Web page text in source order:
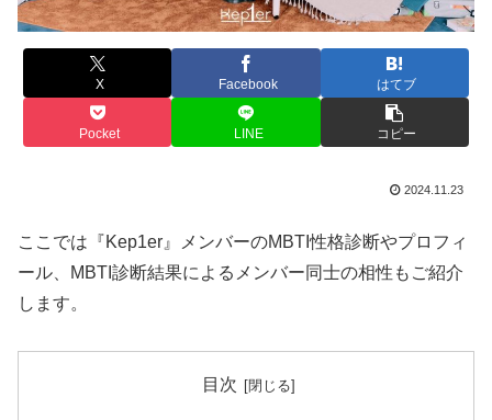
X Facebook はてブ
Pocket LINE コピー
2024.11.23
ここでは『Kep1er』メンバーのMBTI性格診断やプロフィ
ール、MBTI診断結果によるメンバー同士の相性もご紹介
します。
目次